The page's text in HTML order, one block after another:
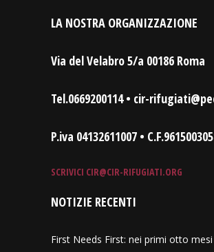
LA NOSTRA ORGANIZZAZIONE
Via del Velabro 5/a 00186 Roma
Tel.0669200114 • cir-
P.iva 04132611007 •
SCRIVICI CIR@CIR-RIFUGIATI.ORG
NOTIZIE RECENTI
First Needs First: nei primi otto mesi